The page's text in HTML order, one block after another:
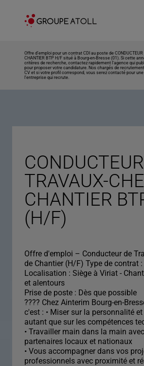
Offre d’emploi pour un contrat CDI au poste de CONDUCTEUR
CHANTIER BTP H/F situé à Bourg-en-Bresse (01). Si cette
critères de recherche, contactez rapidement l’agence qui
pour proposer votre candidature. Nos chargés de
CV et si votre profil correspond, vous serez contacté pour
l’entreprise qui recrute.
TRAVAUX-
CHANTIER
(H/F)
Offre d'emploi – Conducteur de
de Chantier (H/F) Type de contrat :
Localisation : Siège à Viriat -
et alentours
Prise de poste : Dès que possible
???? Chez Ainterim Bourg-en-
c'est : • Miser sur la personnalité
autant que sur les compétences
• Travailler main dans la main
partenaires locaux et nationaux
• Vous accompagner dans vos
professionnels avec proximité et